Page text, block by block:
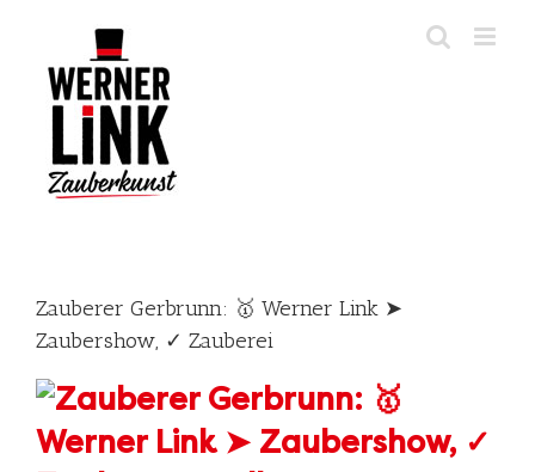
content
Zauberer Gerbrunn: 🥇 Werner Link ➤
Zaubershow, ✓ Zauberei